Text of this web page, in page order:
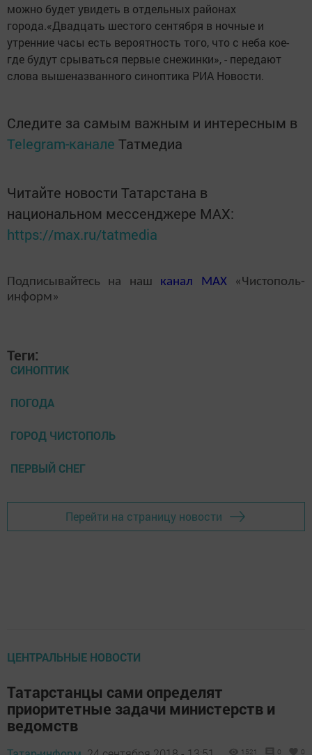
можно будет увидеть в отдельных районах
города.«Двадцать шестого сентября в ночные и
утренние часы есть вероятность того, что с неба кое-
где будут срываться первые снежинки», - передают
слова вышеназванного синоптика РИА Новости.
Следите за самым важным и интересным в
Telegram-канале Татмедиа
Читайте новости Татарстана в
национальном мессенджере MАХ:
https://max.ru/tatmedia
Подписывайтесь на наш канал MAX«Чистополь-
информ»
Теги:
СИНОПТИК
ПОГОДА
ГОРОД ЧИСТОПОЛЬ
ПЕРВЫЙ СНЕГ
Перейти на страницу новости
ЦЕНТРАЛЬНЫЕ НОВОСТИ
Татарстанцы сами определят
приоритетные задачи министерств и
ведомств
1521 0 0